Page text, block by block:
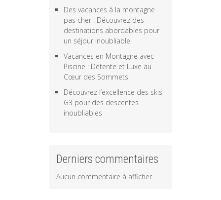
Des vacances à la montagne
pas cher : Découvrez des
destinations abordables pour
un séjour inoubliable
Vacances en Montagne avec
Piscine : Détente et Luxe au
Cœur des Sommets
Découvrez l’excellence des skis
G3 pour des descentes
inoubliables
Derniers commentaires
Aucun commentaire à afficher.